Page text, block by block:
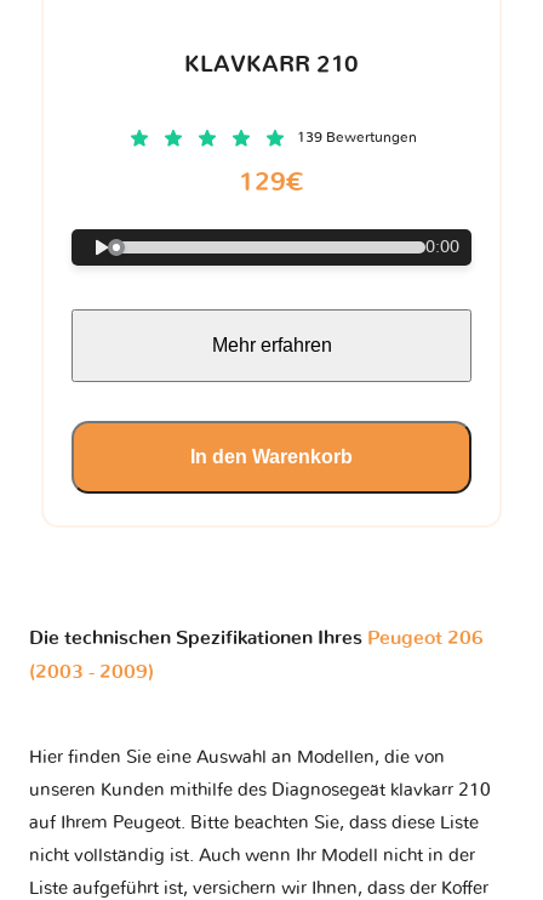
KLAVKARR 210
139 Bewertungen
129€
0:00
Mehr erfahren
In den Warenkorb
Die technischen Spezifikationen Ihres Peugeot 206
(2003 - 2009)
Hier finden Sie eine Auswahl an Modellen, die von
unseren Kunden mithilfe des Diagnosegeät klavkarr 210
auf Ihrem Peugeot. Bitte beachten Sie, dass diese Liste
nicht vollständig ist. Auch wenn Ihr Modell nicht in der
Liste aufgeführt ist, versichern wir Ihnen, dass der Koffer